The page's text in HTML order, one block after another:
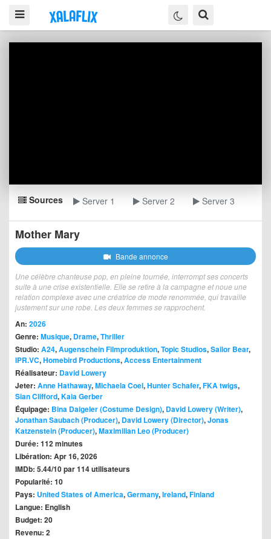
Sources Server 1 Server 2 Server 3
Mother Mary
Bande annonce
Une célèbre chanteuse pop, en pleine tournée, interrompt ses concerts
suite à une crise existentielle. Elle se retire à la campagne et noue une
relation complexe avec une créatrice de mode renommée, qui travaille
justement sur une robe. Les deux femmes se rapprochent.
An: 2026
Genre: Musique, Drame,Thriller
Studio: A24,Augenschein Filmproduktion,Topic Studios,Sailor Bear,
IPR.VC,Homebird Productions,Access Entertainment
Réalisateur: David Lowery
Jeter: Anne Hathaway,Michaela Coel,Hunter Schafer,FKA twigs,
Sian Clifford,Kaia Gerber
Équipage: Bina Daigeler (Costume Design), David Lowery (Writer),
Jonathan Saubach (Producer), David Lowery (Director),Jonas
Katzenstein (Producer),Maximilian Leo (Producer)
Durée: 112 minutes
Libération: Apr 16, 2026
IMDb: 5.44/10 par 114 utilisateurs
Popularité: 10
Pays: United States of America,Germany,Ireland,Finland
Langue: English
Budget: 20
Revenu: 2